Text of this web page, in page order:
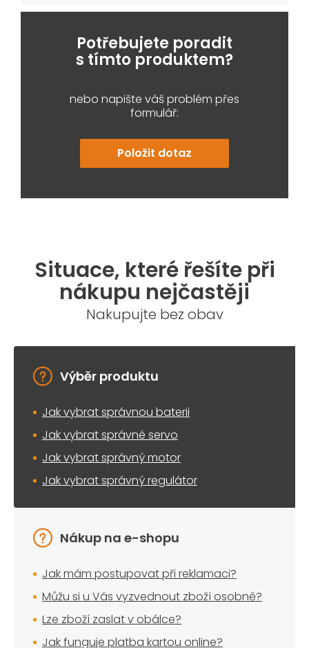
Potřebujete poradit
s tímto produktem?
nebo napište váš problém přes
formulář:
Položit dotaz
Situace, které řešíte při
nákupu nejčastěji
Nakupujte bez obav
Výběr produktu
Jak vybrat správnou baterii
Jak vybrat správné servo
Jak vybrat správný motor
Jak vybrat správný regulátor
Nákup na e-shopu
Jak mám postupovat při reklamaci?
Můžu si u Vás vyzvednout zboží osobně?
Lze zboží zaslat v obálce?
Jak funguje platba kartou online?